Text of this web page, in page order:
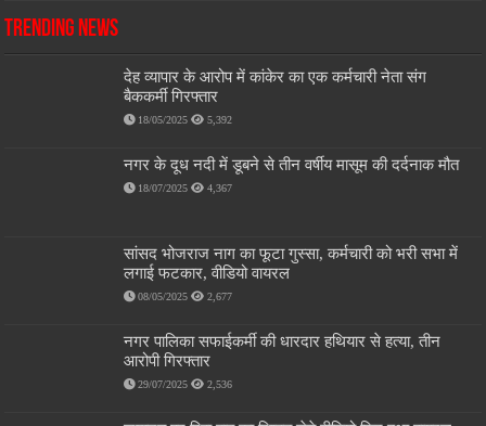
Trending News
देह व्यापार के आरोप में कांकेर का एक कर्मचारी नेता संग
बैककर्मी गिरफ्तार
18/05/2025 5,392
नगर के दूध नदी में डूबने से तीन वर्षीय मासूम की दर्दनाक मौत
18/07/2025 4,367
सांसद भोजराज नाग का फूटा गुस्सा, कर्मचारी को भरी सभा में
लगाई फटकार, वीडियो वायरल
08/05/2025 2,677
नगर पालिका सफाईकर्मी की धारदार हथियार से हत्या, तीन
आरोपी गिरफ्तार
29/07/2025 2,536